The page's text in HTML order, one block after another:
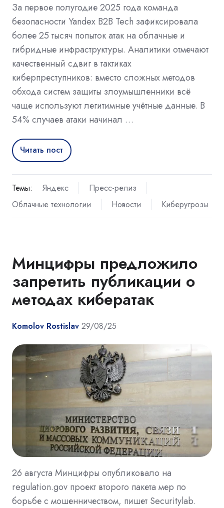
За первое полугодие 2025 года команда
безопасности Yandex B2B Tech зафиксировала
более 25 тысяч попыток атак на облачные и
гибридные инфраструктуры. Аналитики отмечают
качественный сдвиг в тактиках
киберпреступников: вместо сложных методов
обхода систем защиты злоумышленники всё
чаще используют легитимные учётные данные. В
54% случаев атаки начинал …
Читать пост
Темы: Яндекс
Пресс-релиз
Облачные технологии
Новости Киберугрозы
Минцифры предложило
запретить публикации о
методах кибератак
Komolov Rostislav 29/08/25
26 августа Минцифры опубликовало на
regulation.gov проект второго пакета мер по
борьбе с мошенничеством, пишет Securitylab.